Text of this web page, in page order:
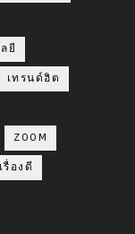
ยี
เทรนด์ฮิต
ZOOM
เรื่องดี